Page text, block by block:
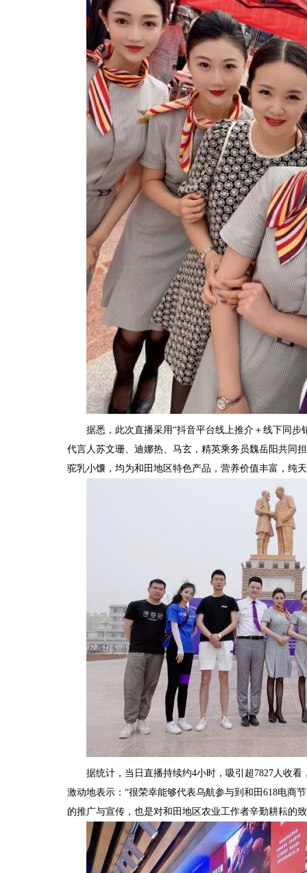
据悉，此次直播采用“抖音平台线上推介＋线下同
代言人苏文珊、迪娜热、马玄，精英乘务员魏岳阳共同
驼乳小馕，均为和田地区特色产品，营养价值丰富，纯
据统计，当日直播持续约4小时，吸引超7827人收
激动地表示：“很荣幸能够代表乌航参与到和田618电商
的推广与宣传，也是对和田地区农业工作者辛勤耕耘的